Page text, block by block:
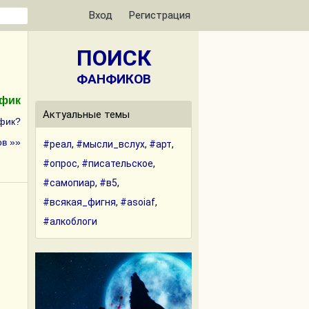
Вход Регистрация
»»
ПОИСК
ФАНФИКОВ
Актуальные темы
#реал, #мысли_вслух, #арт,
#опрос, #писательское,
#самопиар, #в5,
#всякая_фигня, #asoiaf,
#алкоблоги